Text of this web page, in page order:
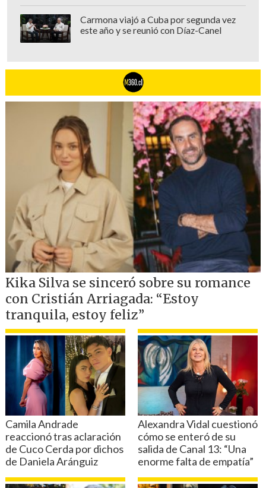
Carmona viajó a Cuba por segunda vez
este año y se reunió con Díaz-Canel